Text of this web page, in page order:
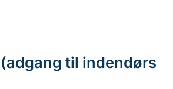
til indendørs